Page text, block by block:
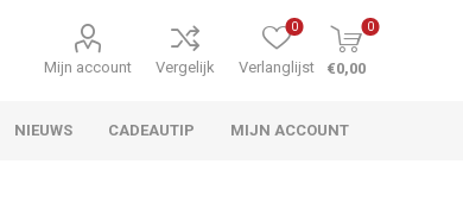
Mijn account Vergelijk Verlanglijst
0 0
€0,00
NIEUWS CADEAUTIP MIJN ACCOUNT